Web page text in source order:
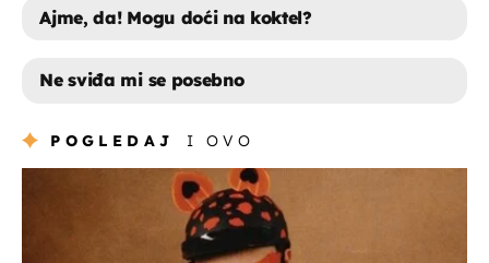
Ajme, da! Mogu doći na koktel?
Ne sviđa mi se posebno
AJME, DA! MOGU DOĆI NA KOKTEL?
NE SVIĐA MI SE POSEBNO
POGLEDAJ I OVO